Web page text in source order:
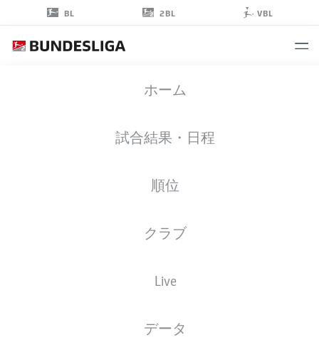
BL 2BL VBL
ホーム
試合結果・日程
順位
クラブ
Live
データ
25.04.1994